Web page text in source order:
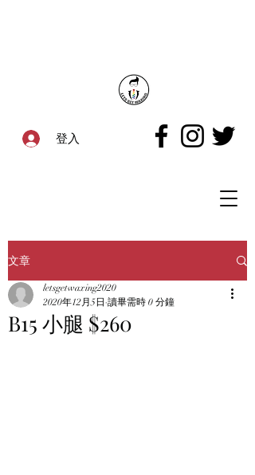
登入
文章
B15 小腿 $260
letsgetwaxing2020
2020年12月5日 讀畢需時 0 分鐘